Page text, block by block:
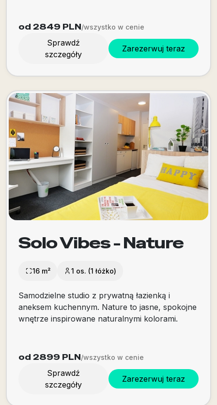
od 2849 PLN/wszystko w cenie
Sprawdź
szczegóły
Zarezerwuj teraz
Solo Vibes - Nature
16 m² 1 os. (1 łóżko)
Samodzielne studio z prywatną łazienką i
aneksem kuchennym. Nature to jasne, spokojne
wnętrze inspirowane naturalnymi kolorami.
od 2899 PLN/wszystko w cenie
Sprawdź
szczegóły
Zarezerwuj teraz